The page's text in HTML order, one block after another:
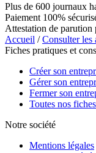
Plus de 600 journaux
Paiement 100%
Attestation de parution
Accueil /Consulter les
Fiches pratiques et
Créer son
Gérer son
Fermer son
Toutes nos
Notre société
Mentions légales